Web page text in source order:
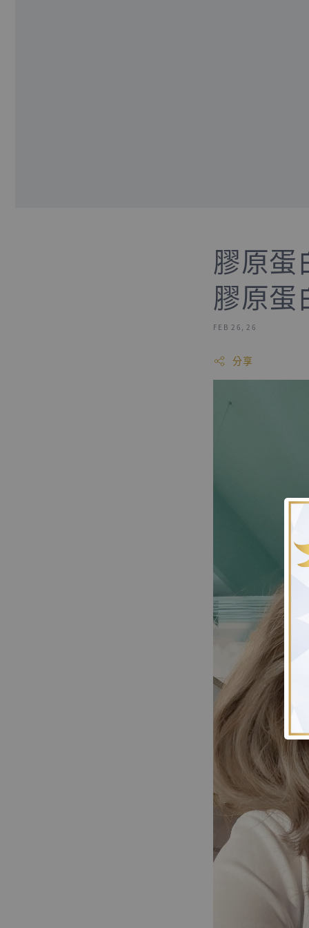
膠原
膠原蛋
FEB 26, 26
分享